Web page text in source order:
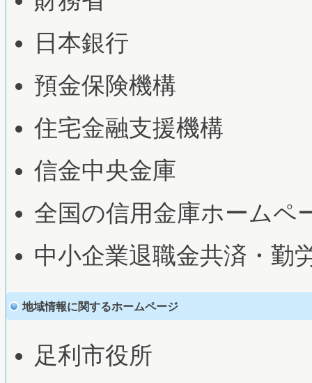
日本銀行
預金保険機構
住宅金融支援機構
信金中央金庫
全国の信用金庫ホームペ
中小企業退職金共済・勤
地域情報に関するホームページ
足利市役所